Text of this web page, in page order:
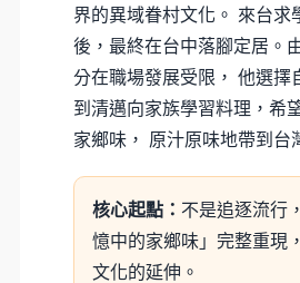
界的異域眷村文化。 來台求
後，最終在台中落腳定居。
分在職場發展受限， 他選擇
到清邁向家族學習料理，希
家鄉味， 原汁原味地帶到台
核心起點： 不是追逐流行
憶中的家鄉味」完整重現
文化的延伸。